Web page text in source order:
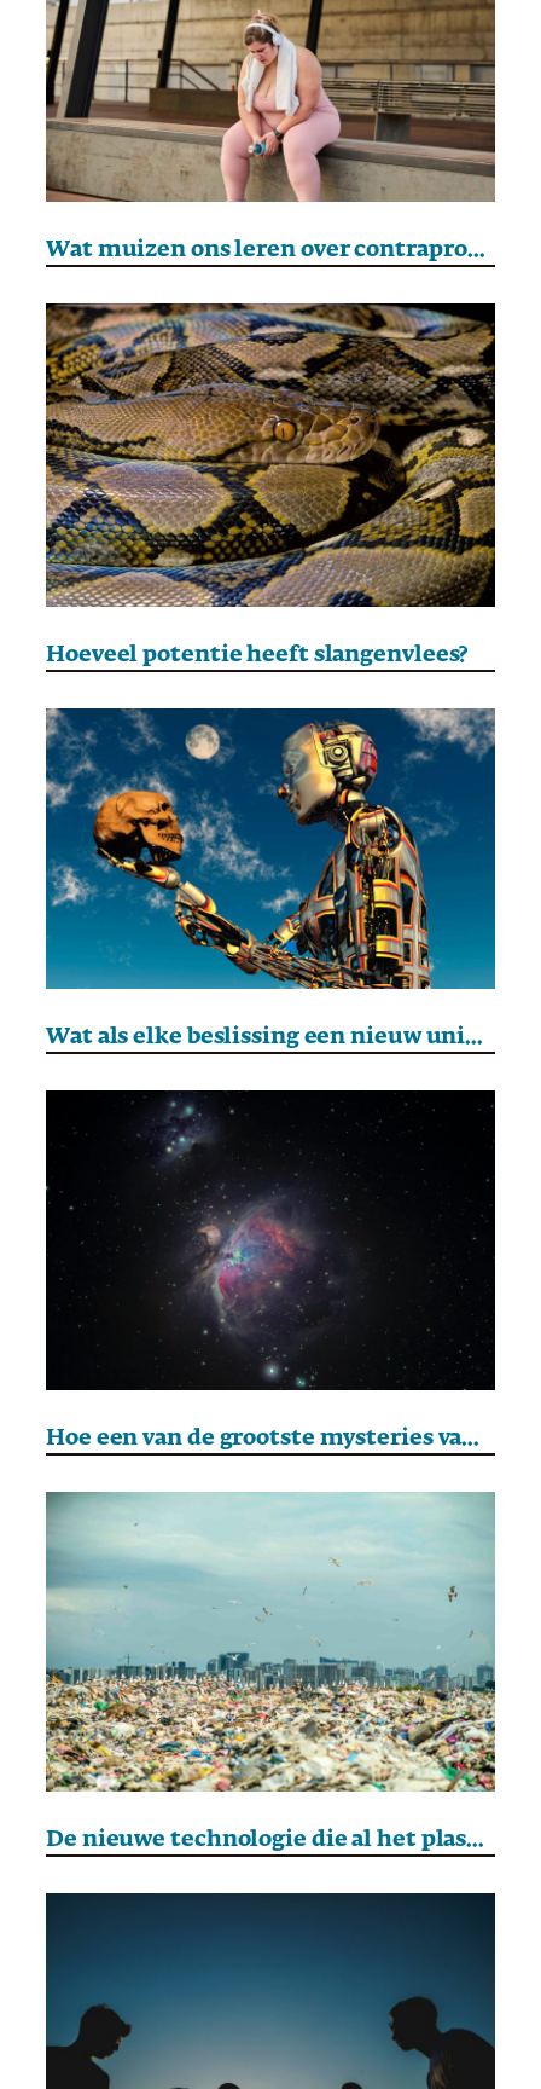
Wat muizen ons leren over contraproductief sporten
Hoeveel potentie heeft slangenvlees?
Wat als elke beslissing een nieuw universum creëert?
Hoe een van de grootste mysteries van de kosmologie steeds dichter bij de oplossing komt
De nieuwe technologie die al het plastic kan recyclen – steeds opnieuw